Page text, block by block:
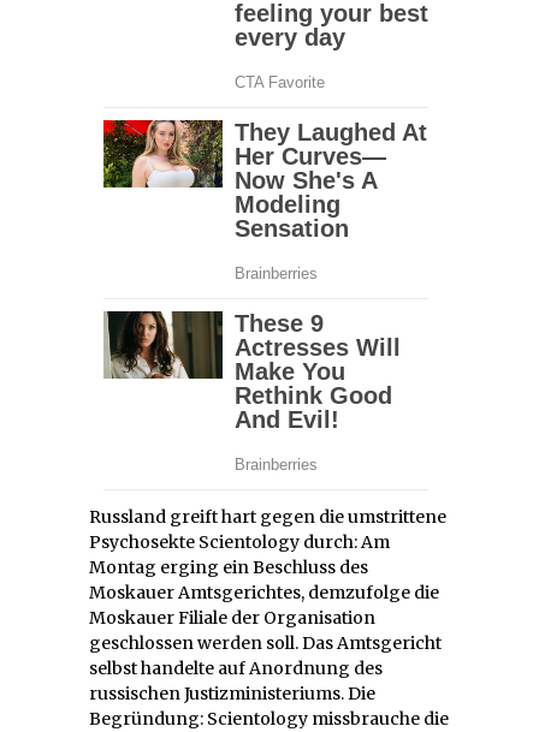
Russland greift hart gegen die umstrittene
Psychosekte Scientology durch: Am
Montag erging ein Beschluss des
Moskauer Amtsgerichtes, demzufolge die
Moskauer Filiale der Organisation
geschlossen werden soll. Das Amtsgericht
selbst handelte auf Anordnung des
russischen Justizministeriums. Die
Begründung: Scientology missbrauche die